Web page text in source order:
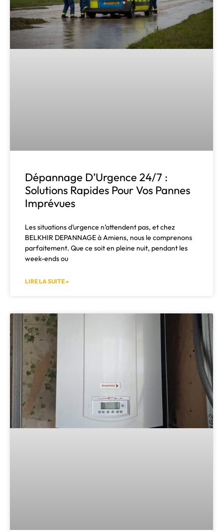
Dépannage D’Urgence 24/7 :
Solutions Rapides Pour Vos Pannes
Imprévues
Les situations d’urgence n’attendent pas, et chez
BELKHIR DEPANNAGE à Amiens, nous le comprenons
parfaitement. Que ce soit en pleine nuit, pendant les
week-ends ou
LIRE LA SUITE »